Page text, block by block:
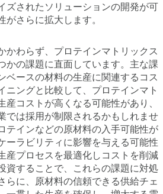
ズされたソリューションの開発が可
さらに拡大します。
かわらず、プロテインマトリックス
かの課題に直面しています。主な課
ベースの材料の生産に関連するコス
ニングと比較して、プロテインマト
産コストが高くなる可能性があり、
では採用が制限されるかもしれませ
テインなどの原材料の入手可能性が
ーラビリティに影響を与える可能性
産プロセスを最適化しコストを削減
資することで、これらの課題に対処
らに、原材料の信頼できる供給チェ